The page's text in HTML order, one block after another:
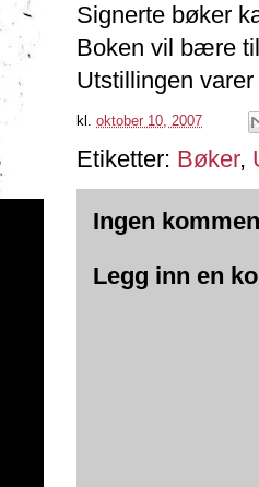
Signerte bøker
Boken vil bære
Utstillingen
kl. oktober 10, 2007
Etiketter: Bøker,
Ingen
Legg inn en